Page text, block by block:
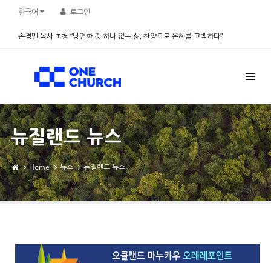
한국어 로그인
손경민 목사 초청 “당연한 것 하나 없는 삶, 찬양으로 은혜를 고백하다”
뉴질랜드 뉴스
Home 뉴스 뉴질랜드 뉴스
Sketchbook5, 스케치북5